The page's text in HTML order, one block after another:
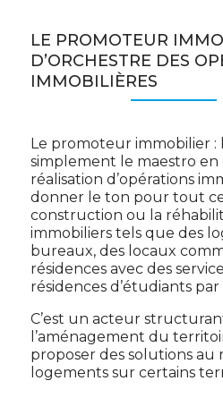
LE PROMOTEUR
D’ORCHESTRE DES
IMMOBILIÈRES
Le promoteur immobilier :
simplement le maestro en
réalisation d’opérations
donner le ton pour tout
construction ou la
immobiliers tels que des
bureaux, des locaux
résidences avec des
résidences d’étudiants
C’est un acteur
l’aménagement du
proposer des solutions au
logements sur certains